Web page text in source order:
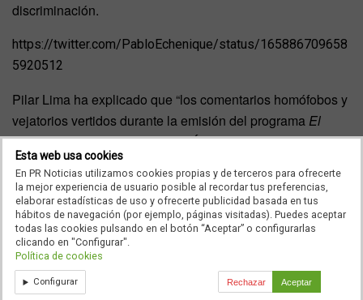
discriminación.
https://twitter.com/PabloEchenique/status/165886709658
5920512
Pilar Lima ha explicado que “los comentarios homófobos y
vejatorios vertidos durante la emisión del programaEl
Hormiguero, atentan contra el TÍTULO I Artículo 4 de la Ley
13/2022, de 7 de julio, General de Comunicación
Audiovisual, en el que se indica que “la comunicación
audiovisual será respetuosa con la dignidad humana y los
valores constitucionales” y “no incitará a la violencia, al
odio o a la discriminación contra un grupo o miembros de
un grupo por razón de edad, sexo, discapacidad,
orientación sexual, identidad de género, expresión de
Esta web usa cookies
En PR Noticias utilizamos cookies propias y de terceros para ofrecerte
la mejor experiencia de usuario posible al recordar tus preferencias,
elaborar estadísticas de uso y ofrecerte publicidad basada en tus
hábitos de navegación (por ejemplo, páginas visitadas). Puedes aceptar
todas las cookies pulsando en el botón “Aceptar” o configurarlas
clicando en "Configurar".
Política de cookies
Configurar Rechazar Aceptar